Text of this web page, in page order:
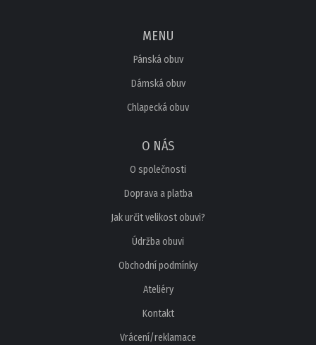
MENU
Pánská obuv
Dámská obuv
Chlapecká obuv
O NÁS
O společnosti
Doprava a platba
Jak určit velikost obuvi?
Údržba obuvi
Obchodní podmínky
Ateliéry
Kontakt
Vrácení/reklamace